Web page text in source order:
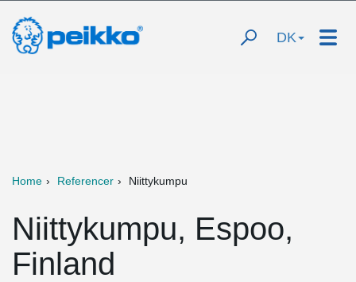
DK
Home Referencer Niittykumpu
Niittykumpu, Espoo,
Finland